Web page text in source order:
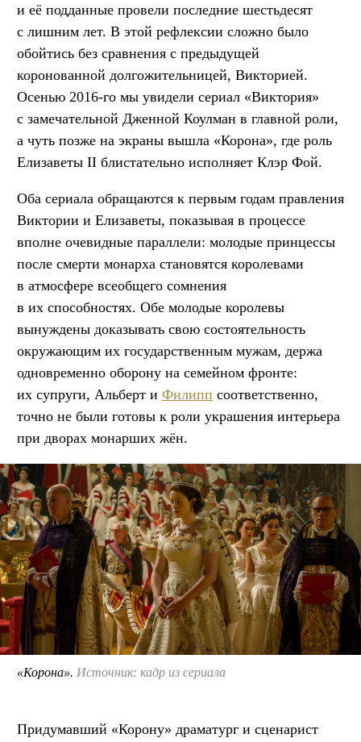
и её подданные провели последние шестьдесят
с лишним лет. В этой рефлексии сложно было
обойтись без сравнения с предыдущей
коронованной долгожительницей, Викторией.
Осенью 2016-го мы увидели сериал «Виктория»
с замечательной Дженной Коулман в главной роли,
а чуть позже на экраны вышла «Корона», где роль
Елизаветы II блистательно исполняет Клэр Фой.
Оба сериала обращаются к первым годам правления
Виктории и Елизаветы, показывая в процессе
вполне очевидные параллели: молодые принцессы
после смерти монарха становятся королевами
в атмосфере всеобщего сомнения
в их способностях. Обе молодые королевы
вынуждены доказывать свою состоятельность
окружающим их государственным мужам, держа
одновременно оборону на семейном фронте:
их супруги, Альберт и Филипп соответственно,
точно не были готовы к роли украшения интерьера
при дворах монарших жён.
«Корона». Источник: кадр из сериала
Придумавший «Корону» драматург и сценарист